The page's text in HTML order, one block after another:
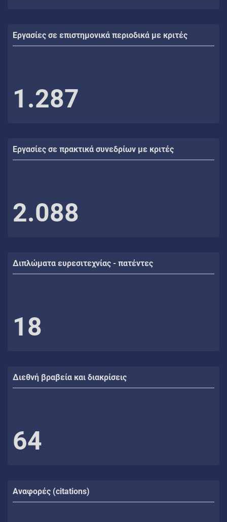
Εργασίες σε επιστημονικά περιοδικά με κριτές
1.287
Εργασίες σε πρακτικά συνεδρίων με κριτές
2.088
Διπλώματα ευρεσιτεχνίας - πατέντες
18
Διεθνή βραβεία και διακρίσεις
64
Αναφορές (citations)